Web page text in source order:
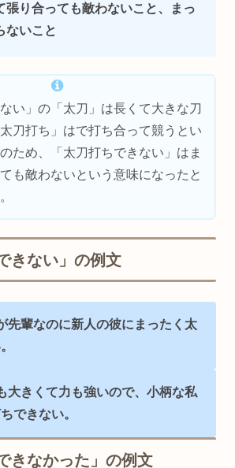
張り合っても敵わないこと、まっ
ないこと
ない」の「太刀」は長くて大きな刀
刀打ち」はで打ち合って競うとい
ため、「太刀打ちできない」はま
も敵わないという意味になったと
きない」の例文
先輩なのに新人の彼にまったく太
大きくて力も強いので、小柄な私
できない。
きなかった」の例文